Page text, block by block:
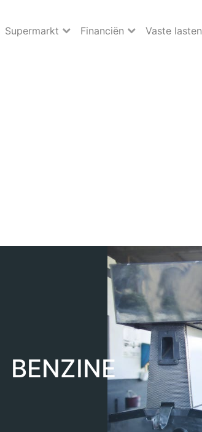
Supermarkt Financiën Vaste lasten
BENZINE